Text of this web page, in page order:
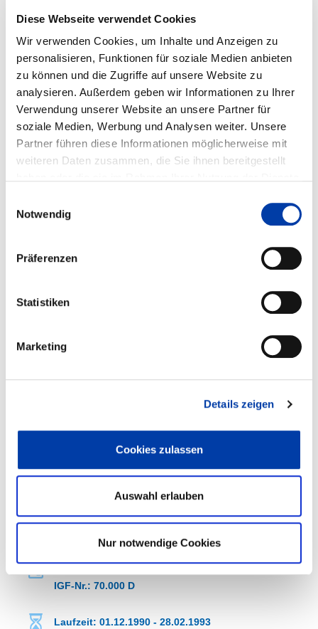
Diese Webseite verwendet Cookies
Wir verwenden Cookies, um Inhalte und Anzeigen zu
personalisieren, Funktionen für soziale Medien anbieten
zu können und die Zugriffe auf unsere Website zu
analysieren. Außerdem geben wir Informationen zu Ihrer
Verwendung unserer Website an unsere Partner für
soziale Medien, Werbung und Analysen weiter. Unsere
Partner führen diese Informationen möglicherweise mit
weiteren Daten zusammen, die Sie ihnen bereitgestellt
Notwendig
Präferenzen
Statistiken
Marketing
Details zeigen
Cookies zulassen
Auswahl erlauben
Nur notwendige Cookies
WEITERE INFORMATIONEN
FA 01 ERGEBNIS
ENTWICKLUNG DES
FERTIGUNGSSCHWEISSENS VON UN- UND N
IEDRIGLEGIERTEM WARMFESTEN S
TAHLROHGUSS IN VERBINDUNG MIT EINER NA
VERGLEICHENDE UNTERSUCHUNGEN ZUM
SENKRECHTSCHWEISSEN UNTER EINSATZ D
ASSIVDRÄHTEN, FÜLLDRÄHTEN UND M
ALLNAHTELEKTRODEN UND H
OCHLEISTUNGS-ELEKTRODEN
IGF-Nr.: 70.000 D
Laufzeit: 01.12.1990 - 28.02.1993